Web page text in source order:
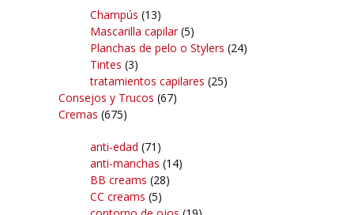
Champús (13)
Mascarilla capilar(5)
Planchas de pelo o Stylers (24)
Tintes (3)
tratamientos capilares (25)
Consejos y Trucos (67)
Cremas (675)
anti-edad (71)
anti-manchas (14)
BB creams (28)
CC creams (5)